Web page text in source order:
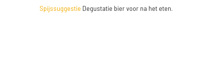
Spijssuggestie Degustatie bier voor na het eten.